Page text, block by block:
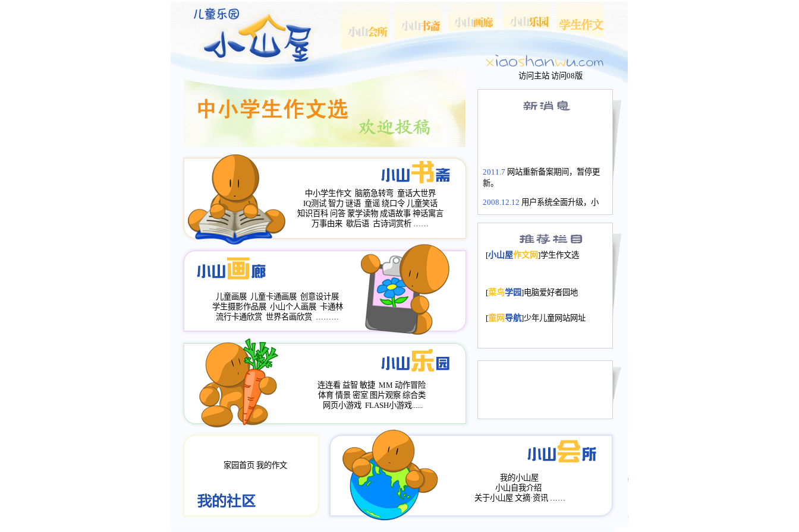
访问主站 访问08版
2011.7 网站重新备案期间，暂停更
新。
2008.12.12 用户系统全面升级，小
长会、家园网－个人空间，用户一
次注册全部通行。
2008.12.12家园网正式运行，域
年，2009版提前启用，小山屋全面
小山画廊均增加多个新栏目。。
评分、顶功能，作文宝典改版。
[小山屋作文网]学生作文选
[菜鸟学园]电脑爱好者园地
[童网导航]少年儿童网站网址
中小学生作文 脑筋急转弯 童话大世界
IQ测试 智力 谜语 童谣 绕口令 儿童笑话
知识百科 问答 蒙学读物 成语故事 神话寓言
万事由来 歇后语 古诗词赏析 ……
儿童画展 儿童卡通画展 创意设计展
学生摄影作品展 小山个人画展 卡通林
流行卡通欣赏 世界名画欣赏 ………
连连看 益智 敏捷 MM 动作冒险
体育 情景 密室 图片观察 综合类
网页小游戏 FLASH小游戏......
家园首页 我的作文
我的小山屋
小山自我介绍
关于小山屋 文摘·资讯 ……